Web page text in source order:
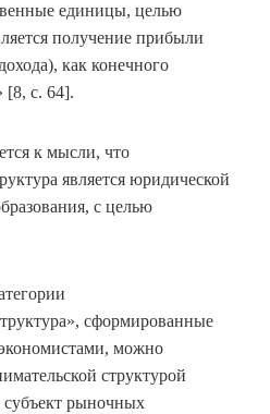
единицы, целью
получение прибыли
как конечного
[8, с. 64].
к мысли, что
является юридической
с целью
сформированные
можно
структурой
субъект рыночных